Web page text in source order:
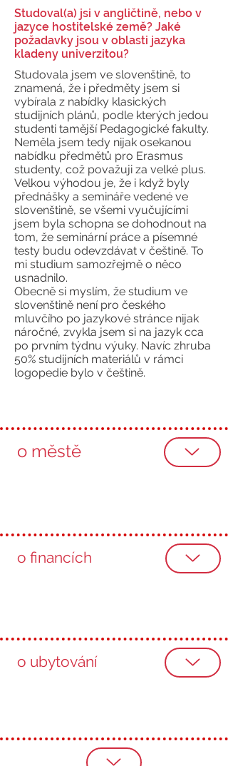
Studoval(a) jsi v angličtině, nebo v
jazyce hostitelské země? Jaké
požadavky jsou v oblasti jazyka
kladeny univerzitou?
Studovala jsem ve slovenštině, to
znamená, že i předměty jsem si
vybírala z nabídky klasických
studijních plánů, podle kterých jedou
studenti tamější Pedagogické fakulty.
Neměla jsem tedy nijak osekanou
nabídku předmětů pro Erasmus
studenty, což považuji za velké plus.
Velkou výhodou je, že i když byly
přednášky a semináře vedené ve
slovenštině, se všemi vyučujícími
jsem byla schopna se dohodnout na
tom, že seminární práce a písemné
testy budu odevzdávat v češtině. To
mi studium samozřejmě o něco
usnadnilo.
Obecně si myslím, že studium ve
slovenštině není pro českého
mluvčího po jazykové stránce nijak
náročné, zvykla jsem si na jazyk cca
po prvním týdnu výuky. Navíc zhruba
50% studijních materiálů v rámci
logopedie bylo v češtině.
o městě
o financích
o ubytování